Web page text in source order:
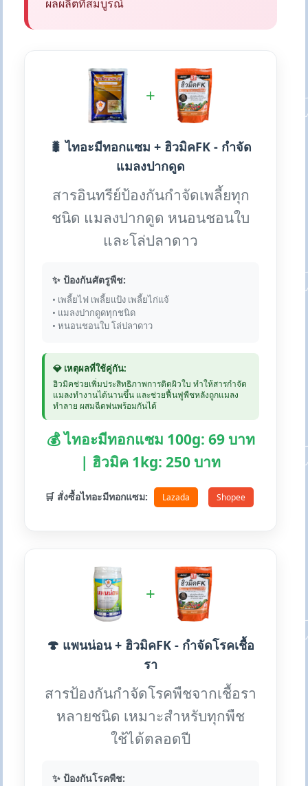
ผลผลิตที่สมบูรณ์
+
🐛 ไทอะมีทอกแซม + ฮิวมิคFK - กำจัด
แมลงปากดูด
สารอินทรีย์ป้องกันกำจัดเพลี้ยทุก
ชนิด แมลงปากดูด หนอนชอนใบ
และโล่ปลาดาว
✨ ป้องกันศัตรูพืช:
• เพลี้ยไฟ เพลี้ยแป้ง เพลี้ยไก่แจ้
• แมลงปากดูดทุกชนิด
• หนอนชอนใบ โล่ปลาดาว
💎 เหตุผลที่ใช้คู่กัน:
ฮิวมิคช่วยเพิ่มประสิทธิภาพการติดผิวใบ ทำให้สารกำจัด
แมลงทำงานได้นานขึ้น และช่วยฟื้นฟูพืชหลังถูกแมลง
ทำลาย ผสมฉีดพ่นพร้อมกันได้
💰 ไทอะมีทอกแซม 100g: 69 บาท
| ฮิวมิค 1kg: 250 บาท
🛒 สั่งซื้อไทอะมีทอกแซม: Lazada Shopee
+
🍄 แพนน่อน + ฮิวมิคFK - กำจัดโรคเชื้อ
รา
สารป้องกันกำจัดโรคพืชจากเชื้อรา
หลายชนิด เหมาะสำหรับทุกพืช
ใช้ได้ตลอดปี
✨ ป้องกันโรคพืช: